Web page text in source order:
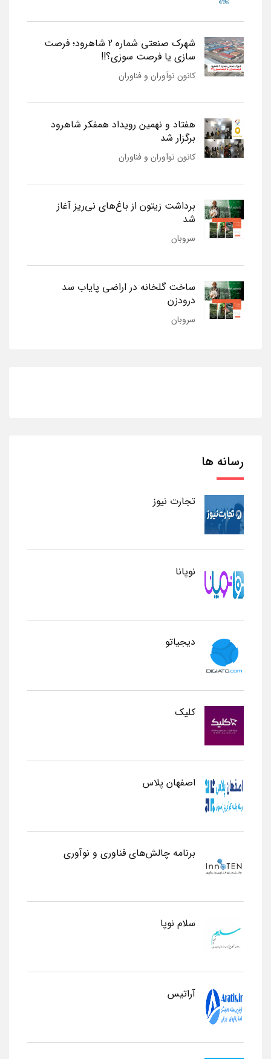
شهرک صنعتی شماره 2 شاهرود؛ فرصت
سازی یا فرصت سوزی؟!!
کانون نوآوران و فناوران
هفتاد و نهمین رویداد همفکر شاهرود
برگزار شد
کانون نوآوران و فناوران
برداشت زیتون از باغ‌های نی‌ریز آغاز
شد
سروبان
ساخت گلخانه در اراضی پایاب سد
درودزن
سروبان
رسانه ها
تجارت نیوز
نوپانا
دیجیاتو
کلیک
اصفهان پلاس
برنامه چالش‌های فناوری و نوآوری
سلام نوپا
آراتیس